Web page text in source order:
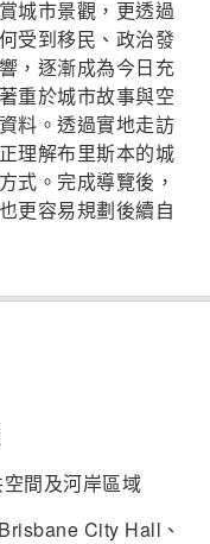
城市景觀，更透過
受到移民、政治發
，逐漸成為今日充
重於城市故事與空
料。透過實地走訪
理解布里斯本的城
式。完成導覽後，
更容易規劃後續自
間及河岸區域
City Hall、